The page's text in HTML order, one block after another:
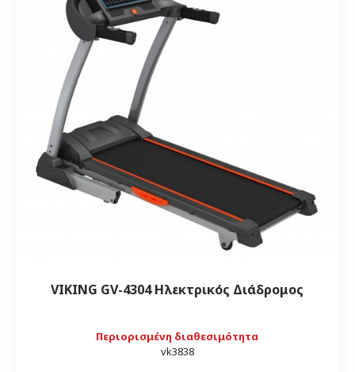
Περιορισμένη διαθεσιμότητα
vk3838
VIKING GV-4304 Ηλεκτρικός Διάδρομος